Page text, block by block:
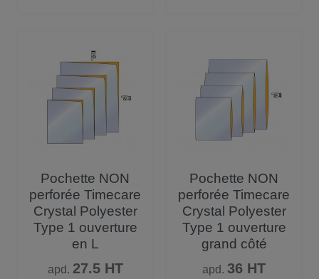
Pochette NON
perforée Timecare
Crystal Polyester
Type 1 ouverture
en L
apd. Prix
27.5 HT
Pochette NON
perforée Timecare
Crystal Polyester
Type 1 ouverture
grand côté
apd. Prix
36 HT